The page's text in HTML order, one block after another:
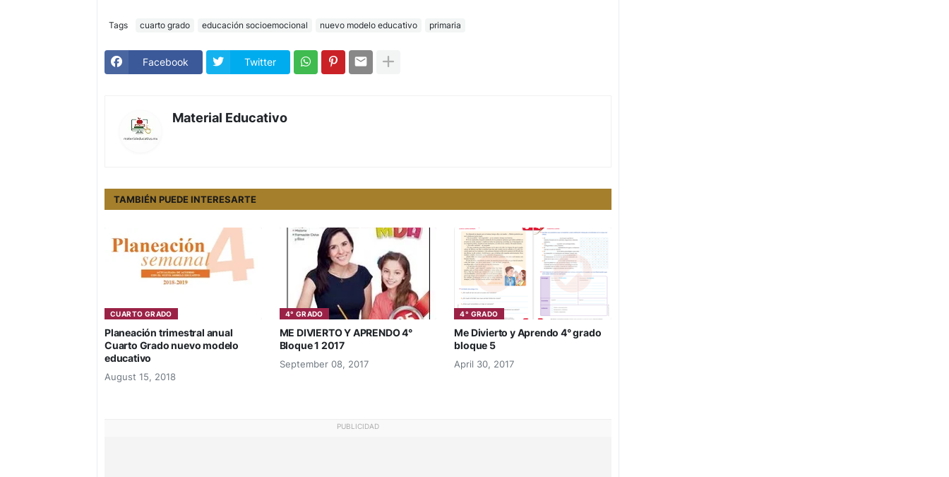
Tags cuarto grado educación socioemocional nuevo modelo educativo primaria
Facebook Twitter
Material Educativo
TAMBIÉN PUEDE INTERESARTE
CUARTO GRADO
Planeación trimestral anual
Cuarto Grado nuevo modelo
educativo
August 15, 2018
4° GRADO
ME DIVIERTO Y APRENDO 4°
Bloque 1 2017
September 08, 2017
4° GRADO
Me Divierto y Aprendo 4° grado
bloque 5
April 30, 2017
PUBLICIDAD